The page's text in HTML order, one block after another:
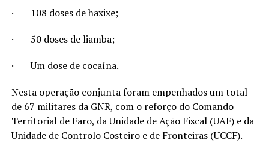
·
108 doses de haxixe;
· 50 doses de liamba;
·Um dose de cocaína.
Nesta operação conjunta foram empenhados um total
de 67 militares da GNR, com o reforço do Comando
Territorial de Faro, da Unidade de Ação Fiscal (UAF) e da
Unidade de Controlo Costeiro e de Fronteiras (UCCF).